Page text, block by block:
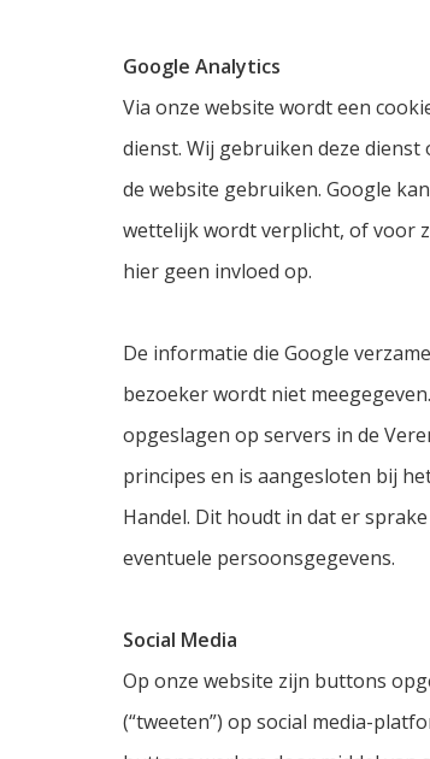
Google Analytics
Via onze website wordt een
dienst. Wij gebruiken deze
de website gebruiken. Google
wettelijk wordt verplicht, of voor
hier geen invloed op.
De informatie die Google
bezoeker wordt niet
opgeslagen op servers in de
principes en is aangesloten bij
Handel. Dit houdt in dat er
eventuele persoonsgegevens.
Social Media
Op onze website zijn buttons
(“tweeten”) op social media-